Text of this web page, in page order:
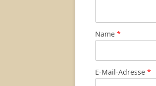
Name *
E-Mail-Adresse *